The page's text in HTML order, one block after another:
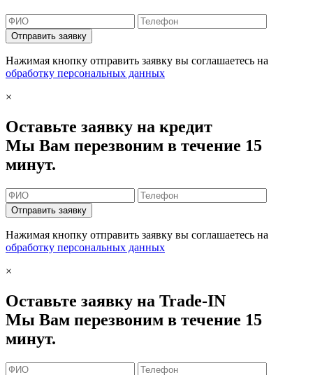
Отправить заявку
Нажимая кнопку отправить заявку вы соглашаетесь на
обработку персональных данных
×
Оставьте заявку на кредит
Мы Вам перезвоним в течение 15
минут.
Отправить заявку
Нажимая кнопку отправить заявку вы соглашаетесь на
обработку персональных данных
×
Оставьте заявку на Trade-IN
Мы Вам перезвоним в течение 15
минут.